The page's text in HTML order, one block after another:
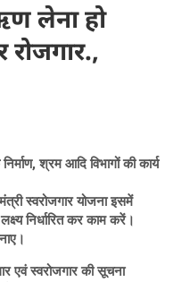
लेना हो
श्रम आदि विभागों की कार्य
स्वरोजगार योजना इसमें
निर्धारित कर काम करें।
एवं स्वरोजगार की सूचना